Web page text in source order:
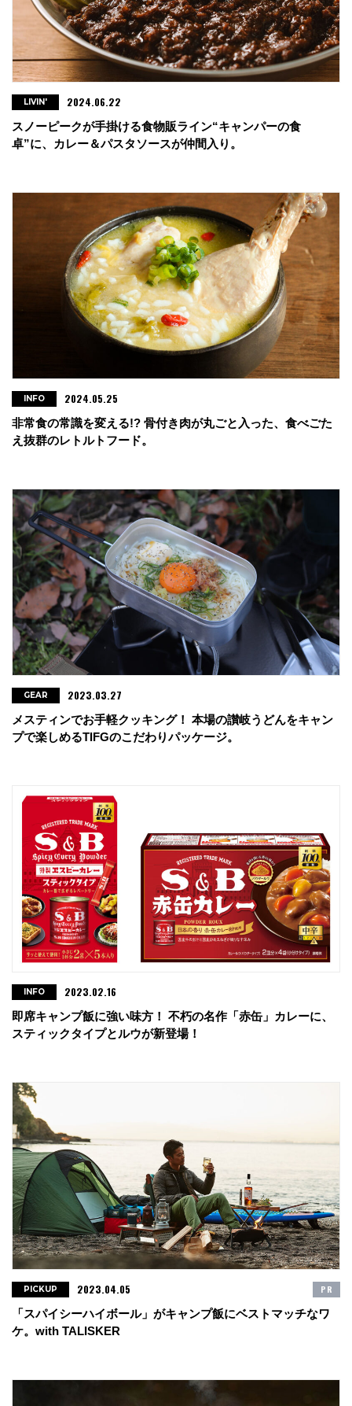
スノーピークが手掛ける食物販ライン“キャンパーの食
卓”に、カレー＆パスタソースが仲間入り。
LIVIN' 2024.06.22
非常食の常識を変える!? 骨付き肉が丸ごと入った、食べごた
え抜群のレトルトフード。
INFO 2024.05.25
メスティンでお手軽クッキング！ 本場の讃岐うどんをキャン
プで楽しめるTIFGのこだわりパッケージ。
GEAR 2023.03.27
即席キャンプ飯に強い味方！ 不朽の名作「赤缶」カレーに、
スティックタイプとルウが新登場！
INFO 2023.02.16
「スパイシーハイボール」がキャンプ飯にベストマッチなワ
ケ。with TALISKER
PICKUP 2023.04.05 PR